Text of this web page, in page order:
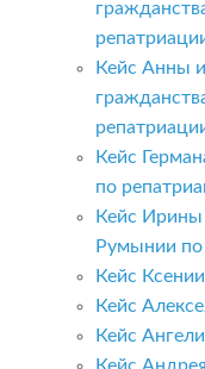
Кейс Анны
Кейс
по
Кейс Ирины
Румынии по
Кейс
Кейс
Кейс